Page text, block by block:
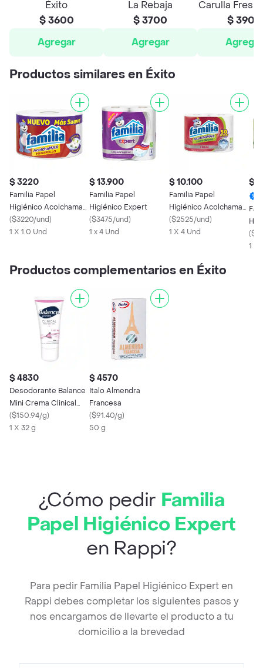
Éxito
$ 3600
Agregar
La Rebaja
$ 3700
Agregar
Carulla
$ 3900
Agregar
Productos similares en Éxito
$ 3220
Familia Papel
Higiénico Acolchamax
Megarollo Triple Hoja
($3220/und)
1 X 1.0 Und
$ 13.900
Familia Papel
Higiénico Expert
($3475/und)
1 x 4 Und
$ 10.100
Familia Papel
Higiénico Acolchamax
Extra Grande X4
Rollos
($2525/und)
1 X 4 Und
$
(
1 x
Productos complementarios en Éxito
$ 4830
Desodorante Balance
Mini Crema Clinical
Care Mujer 30Gr
($150.94/g)
1 X 32 g
$ 4570
Italo Almendra
Francesa
($91.40/g)
50 g
¿Cómo pedir Familia
Papel Higiénico Expert
en Rappi?
Para pedir Familia Papel Higiénico Expert en
Rappi debes completar los siguientes pasos y
nos encargamos de llevarte el producto a tu
domicilio a la brevedad